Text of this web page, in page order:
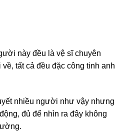
này đều là vệ sĩ chuyên
tất cả đều đặc công tinh anh
nhiều người như vậy nhưng
đủ để nhìn ra đây không